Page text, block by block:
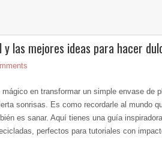
y las mejores ideas para hacer
mágico en transformar un simple envase
sonrisas. Es como recordarle al mundo
es sanar. Aquí tienes una guía
perfectos para tutoriales con